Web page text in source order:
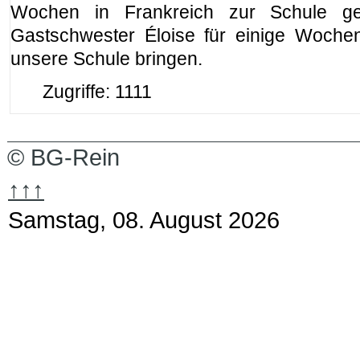
Wochen in Frankreich zur Schule
Gastschwester Éloise für einige
unsere Schule bringen.
Zugriffe: 1111
© BG-Rein
↑↑↑
Samstag, 08. August 2026